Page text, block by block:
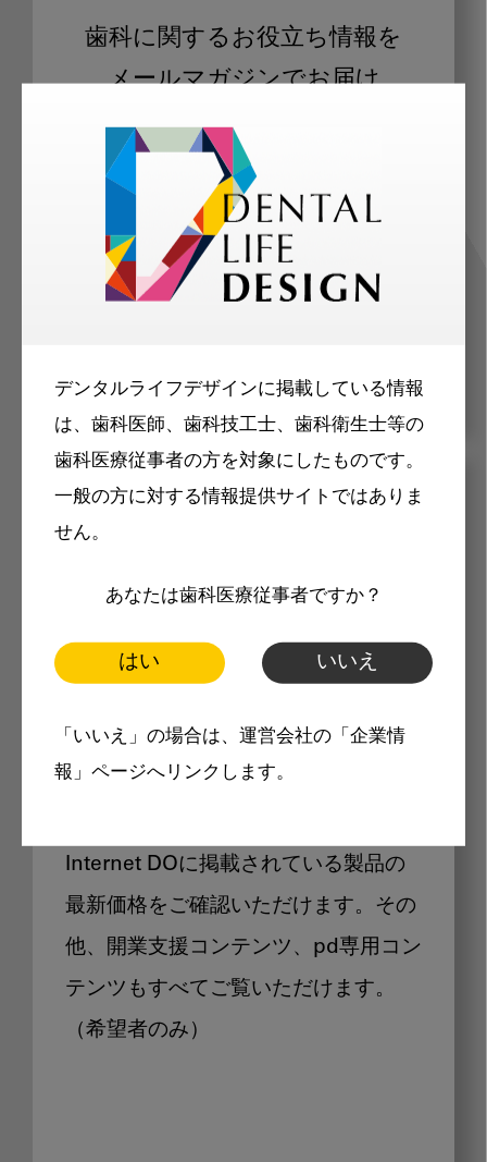
デンタルライフデザインに掲載している情報
は、歯科医師、歯科技工士、歯科衛生士等の
歯科医療従事者の方を対象にしたものです。
一般の方に対する情報提供サイトではありま
せん。
あなたは歯科医療従事者ですか？
はい いいえ
「いいえ」の場合は、運営会社の「企業情
報」ページへリンクします。
歯科に関するお役立ち情報を
メールマガジンでお届け
ご登録いただいた職種（歯科医師、歯
科衛生士、歯科技工士）に合わせた内
容のメールマガジンをお届けします。
メリット
製品価格も閲覧可能
Internet DOに掲載されている製品の
最新価格をご確認いただけます。その
他、開業支援コンテンツ、pd専用コン
テンツもすべてご覧いただけます。
（希望者のみ）